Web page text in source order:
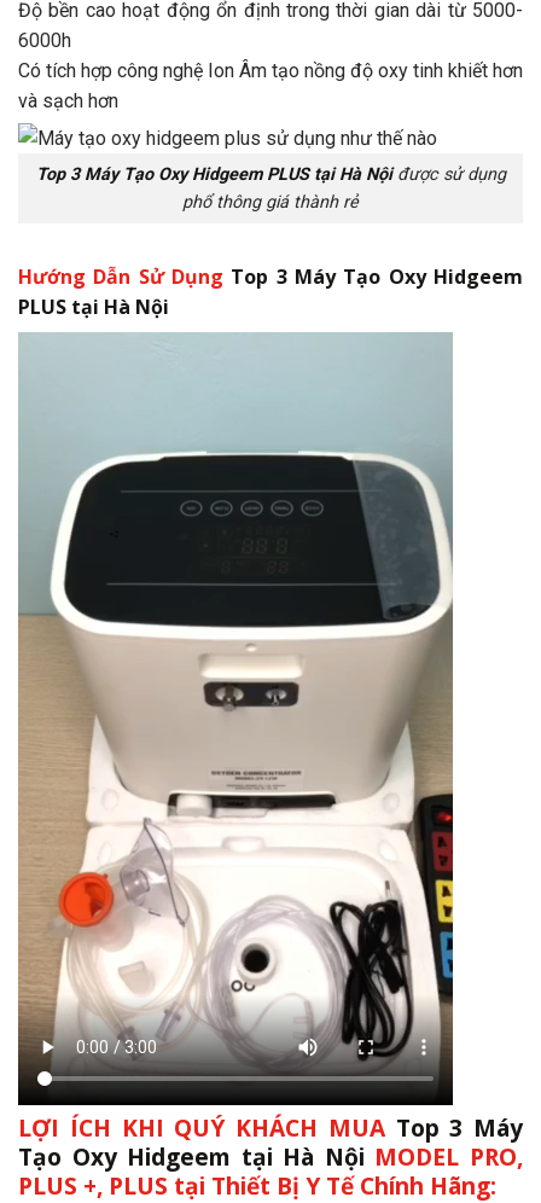
Độ bền cao hoạt động ổn định trong thời gian dài từ 5000-
6000h
Có tích hợp công nghệ Ion Âm tạo nồng độ oxy tinh khiết hơn
và sạch hơn
Top 3 Máy Tạo Oxy Hidgeem PLUS tại Hà Nộiđược sử dụng
phổ thông giá thành rẻ
Hướng Dẫn Sử Dụng Top 3 Máy Tạo Oxy Hidgeem
PLUS tại Hà Nội
LỢI ÍCH KHI QUÝ KHÁCH MUA Top 3 Máy
Tạo Oxy Hidgeem tại Hà Nội MODEL PRO,
PLUS +, PLUS tại Thiết Bị Y Tế Chính Hãng: